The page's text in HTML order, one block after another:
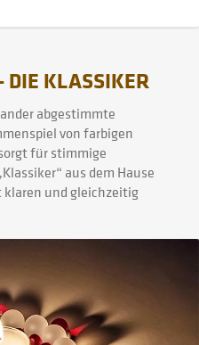
DIE KLASSIKER
abgestimmte
von farbigen
für stimmige
aus dem Hause
und gleichzeitig